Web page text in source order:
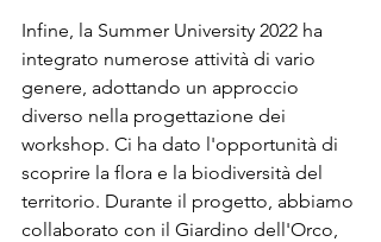
Infine, la Summer University 2022 ha
integrato numerose attività di vario
genere, adottando un approccio
diverso nella progettazione dei
workshop. Ci ha dato l'opportunità di
scoprire la flora e la biodiversità del
territorio. Durante il progetto, abbiamo
collaborato con il Giardino dell'Orco,